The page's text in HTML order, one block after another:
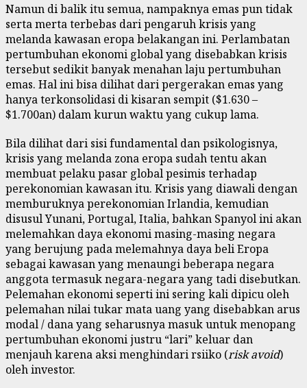
Namun di balik itu semua, nampaknya emas pun tidak
serta merta terbebas dari pengaruh krisis yang
melanda kawasan eropa belakangan ini. Perlambatan
pertumbuhan ekonomi global yang disebabkan krisis
tersebut sedikit banyak menahan laju pertumbuhan
emas. Hal ini bisa dilihat dari pergerakan emas yang
hanya terkonsolidasi di kisaran sempit ($1.630 –
$1.700an) dalam kurun waktu yang cukup lama.
Bila dilihat dari sisi fundamental dan psikologisnya,
krisis yang melanda zona eropa sudah tentu akan
membuat pelaku pasar global pesimis terhadap
perekonomian kawasan itu. Krisis yang diawali dengan
memburuknya perekonomian Irlandia, kemudian
disusul Yunani, Portugal, Italia, bahkan Spanyol ini akan
melemahkan daya ekonomi masing-masing negara
yang berujung pada melemahnya daya beli Eropa
sebagai kawasan yang menaungi beberapa negara
anggota termasuk negara-negara yang tadi disebutkan.
Pelemahan ekonomi seperti ini sering kali dipicu oleh
pelemahan nilai tukar mata uang yang disebabkan arus
modal / dana yang seharusnya masuk untuk menopang
pertumbuhan ekonomi justru “lari” keluar dan
menjauh karena aksi menghindari rsiiko (risk avoid)
oleh investor.